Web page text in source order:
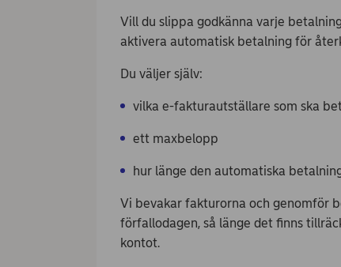
Vill du slippa godkänna varje
aktivera automatisk betalning för
Du väljer själv:
vilka e-fakturautställare som ska
ett maxbelopp
hur länge den automatiska
Vi bevakar fakturorna och genomför
förfallodagen, så länge det finns
kontot.